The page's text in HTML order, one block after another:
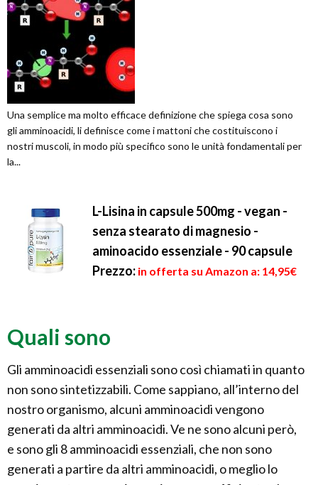
Una semplice ma molto efficace definizione che spiega cosa sono
gli amminoacidi, li definisce come i mattoni che costituiscono i
nostri muscoli, in modo più specifico sono le unità fondamentali per
la...
L-Lisina in capsule 500mg - vegan -
senza stearato di magnesio -
aminoacido essenziale - 90 capsule
Prezzo: in offerta su Amazon a: 14,95€
Quali sono
Gli amminoacidi essenziali sono così chiamati in quanto
non sono sintetizzabili. Come sappiano, all’interno del
nostro organismo, alcuni amminoacidi vengono
generati da altri amminoacidi. Ve ne sono alcuni però,
e sono gli 8 amminoacidi essenziali, che non sono
generati a partire da altri amminoacidi, o meglio lo